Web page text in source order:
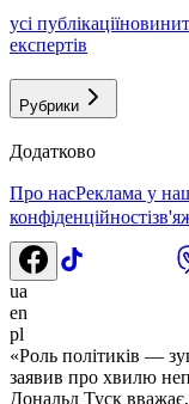
усі публікаціїновини
експертів
Рубрики
Додатково
Про насРеклама у
конфіденційності
ua
en
pl
«Роль політиків —
заявив про хвилю
Дональд Туск вважає,